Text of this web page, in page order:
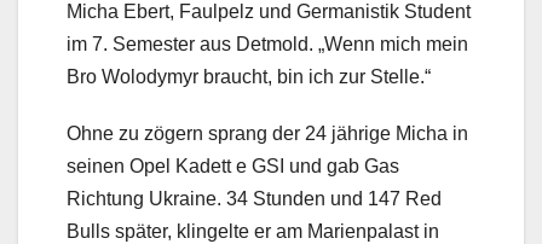
Micha Ebert, Faulpelz und Germanistik Student
im 7. Semester aus Detmold. „Wenn mich mein
Bro Wolodymyr braucht, bin ich zur Stelle.“
Ohne zu zögern sprang der 24 jährige Micha in
seinen Opel Kadett e GSI und gab Gas
Richtung Ukraine. 34 Stunden und 147 Red
Bulls später, klingelte er am Marienpalast in